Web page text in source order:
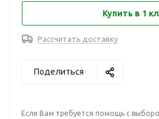
Купить в 1
Рассчитать доставку
Поделиться
Если Вам требуется помощь с